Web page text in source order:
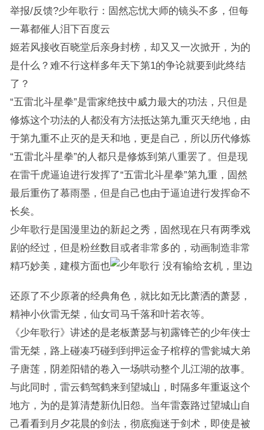
举报/反馈?少年歌行：固然忘忧大师的镜头不多，但每
一幕都催人泪下百度云
姬若风接收百晓堂后亲身封榜，却又又一次掀开，为的
是什么？难不行这样多年天下第1的争论就要到此终结
了？
“五雷北斗星拳”是雷家绝技中威力最大的功法，只但是
修炼这个功法的人都没有方法抵达第九重灭天绝地，由
于第九重不止灭的是天和地，更是自己，所以历代修炼
“五雷北斗星拳”的人都只是修炼到第八重罢了。但是现
在雷千虎逼迫进行发挥了“五雷北斗星拳”第九重，固然
最后重伤了慕雨墨，但是自己也由于逼迫进行发挥命不
长矣。
少年歌行是国漫里边的新起之秀，固然现在只有两季戏
剧的经过，但是粉丝数目或者非常多的，动画制造非常
精巧妙美，建模方面也
没有输给玄机，里边
还原了不少原著的经典角色，就比如无比萧洒的萧瑟，
精神小伙雷无桀，仙女司马千落和叶若衣等。
《少年歌行》讲述的是老板萧瑟与初露锋芒的少年侠士
雷无桀，路上碰凑巧碰到到押运金子棺椁的雪瓮城大弟
子唐莲，阴差阳错的卷入一场哄动整个儿江湖的故事。
与此同时，雷云鹤驾鹤来到望城山，时隔多年重返这个
地方，为的是算清楚新仇旧怨。当年雷轰路过望城山自
己看看到月夕花晨的剑法，彻底痴迷于剑术，即使是被